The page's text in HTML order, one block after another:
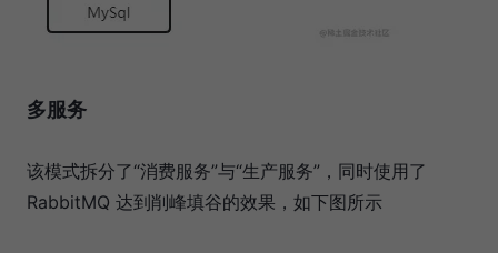
多服务
该模式拆分了“消费服务”与“生产服务”，同时使用了
RabbitMQ 达到削峰填谷的效果，如下图所示